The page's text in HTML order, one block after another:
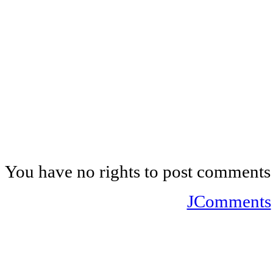
You have no rights to post comments
JComments